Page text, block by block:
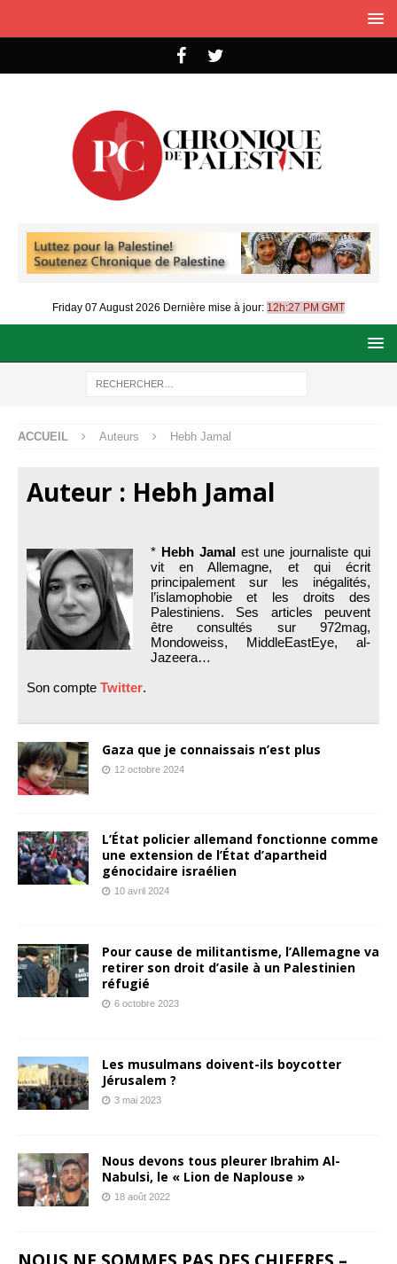
Friday 07 August 2026 Dernière mise à jour: 12h:27 PM GMT
ACCUEIL Auteurs Hebh Jamal
Auteur : Hebh Jamal
* Hebh Jamalest une journaliste qui
vit en Allemagne, et qui écrit
principalement sur les inégalités,
l’islamophobie et les droits des
Palestiniens. Ses articles peuvent
être consultés sur 972mag,
Mondoweiss, MiddleEastEye, al-
Jazeera…
Son compte Twitter.
Gaza que je connaissais n’est plus
12 octobre 2024
L’État policier allemand fonctionne comme
une extension de l’État d’apartheid
génocidaire israélien
10 avril 2024
Pour cause de militantisme, l’Allemagne va
retirer son droit d’asile à un Palestinien
réfugié
6 octobre 2023
Les musulmans doivent-ils boycotter
Jérusalem ?
3 mai 2023
Nous devons tous pleurer Ibrahim Al-
Nabulsi, le « Lion de Naplouse »
18 août 2022